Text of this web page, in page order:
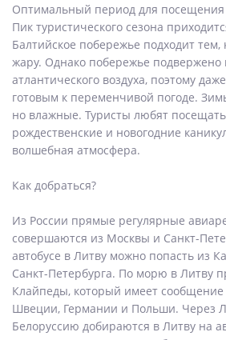
Оптимальный период для
Пик туристического сезона
Балтийское побережье подходит тем,
жару. Однако побережье
атлантического воздуха, поэтому
готовым к переменчивой погоде.
но влажные. Туристы любят посещать
рождественские и новогодние
волшебная атмосфера.
Как добраться?
Из России прямые регулярные
совершаются из Москвы и Санкт-
автобусе в Литву можно попасть из
Санкт-Петербурга. По морю в Литву
Клайпеды, который имеет
Швеции, Германии и Польши. Через
Белоруссию добираются в Литву на